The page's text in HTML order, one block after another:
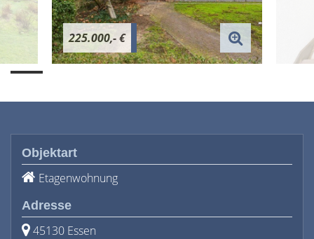
225.000,- €
Objektart
Etagenwohnung
Adresse
45130 Essen